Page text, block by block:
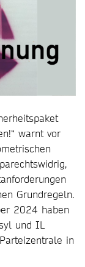
warnt vor
Grundregeln.
2024 haben
und IL
in